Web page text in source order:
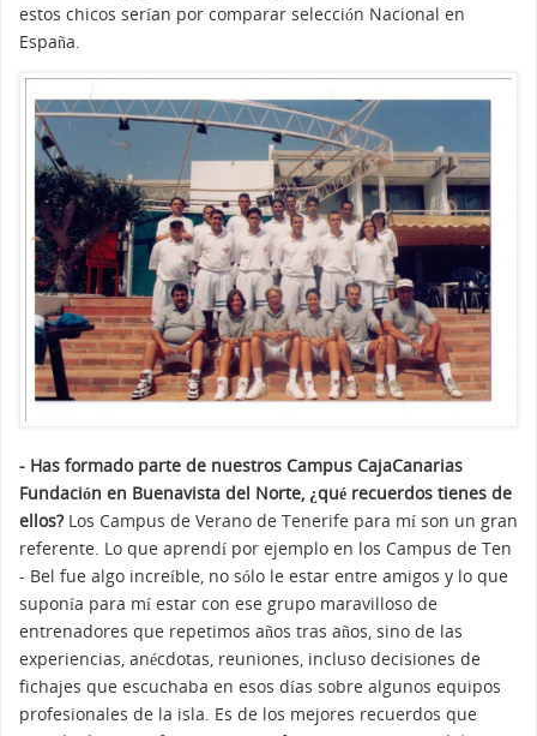
estos chicos serían por comparar selección Nacional en
España.
- Has formado parte de nuestros Campus CajaCanarias
Fundación en Buenavista del Norte, ¿qué recuerdos tienes de
ellos?Los Campus de Verano de Tenerife para mí son un gran
referente. Lo que aprendí por ejemplo en los Campus de Ten
- Bel fue algo increíble, no sólo le estar entre amigos y lo que
suponía para mí estar con ese grupo maravilloso de
entrenadores que repetimos años tras años, sino de las
experiencias, anécdotas, reuniones, incluso decisiones de
fichajes que escuchaba en esos días sobre algunos equipos
profesionales de la isla. Es de los mejores recuerdos que